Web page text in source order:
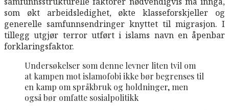
som økt arbeidsledighet, økte klasseforskjeller og
generelle samfunnsendringer knyttet til migrasjon. I
tillegg utgjør terror utført i islams navn en åpenbar
forklaringsfaktor.
Undersøkelser som denne levner liten tvil om
at kampen mot islamofobi ikke bør begrenses til
en kamp om språkbruk og holdninger, men
også bør omfatte sosialpolitikk